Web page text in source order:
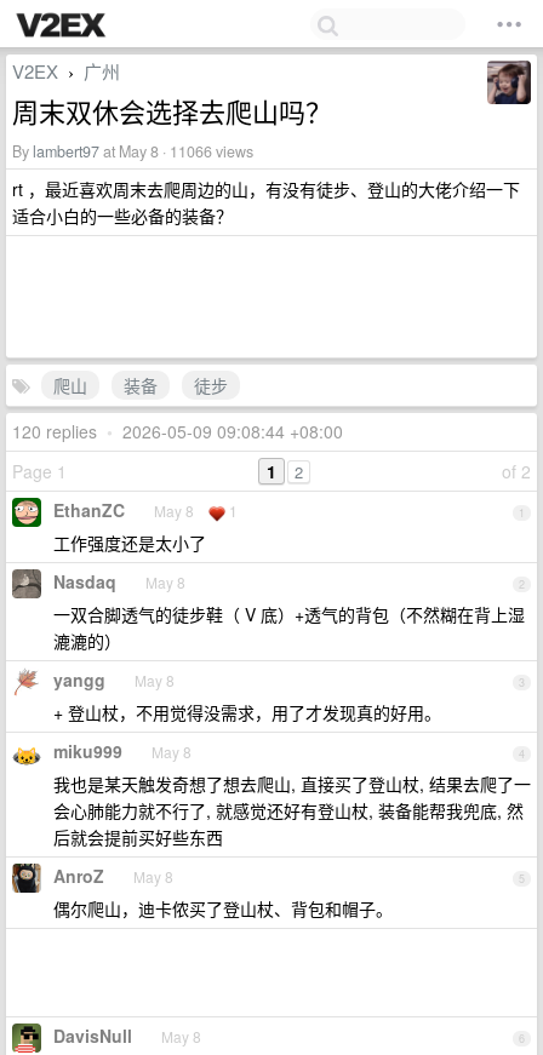
V2EX › 广州
周末双休会选择去爬山吗？
By lambert97at May 8 · 11066 views
rt ，最近喜欢周末去爬周边的山，有没有徒步、登山的大佬介绍一下
适合小白的一些必备的装备？
爬山 装备
徒步
120 replies • 2026-05-09 09:08:44 +08:00
Page 1
of 2
1 2
1
EthanZC May 8 1
工作强度还是太小了
2
Nasdaq May 8
一双合脚透气的徒步鞋（ V 底）+透气的背包（不然糊在背上湿
漉漉的）
3
yangg May 8
+ 登山杖，不用觉得没需求，用了才发现真的好用。
4
miku999 May 8
我也是某天触发奇想了想去爬山, 直接买了登山杖, 结果去爬了一
会心肺能力就不行了, 就感觉还好有登山杖, 装备能帮我兜底, 然
后就会提前买好些东西
5
AnroZ May 8
偶尔爬山，迪卡侬买了登山杖、背包和帽子。
6
DavisNull May 8